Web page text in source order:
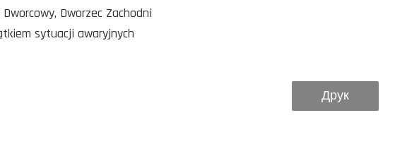
Dworzec Zachodni
sytuacji awaryjnych
Друк